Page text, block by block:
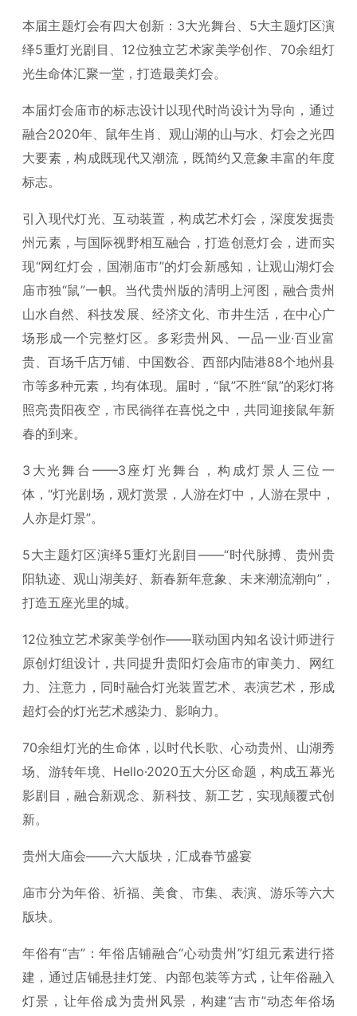
本届主题灯会有四大创新：3大光舞台、5大主题灯区演
绎5重灯光剧目、12位独立艺术家美学创作、70余组灯
光生命体汇聚一堂，打造最美灯会。
本届灯会庙市的标志设计以现代时尚设计为导向，通过
融合2020年、鼠年生肖、观山湖的山与水、灯会之光四
大要素，构成既现代又潮流，既简约又意象丰富的年度
标志。
引入现代灯光、互动装置，构成艺术灯会，深度发掘贵
州元素，与国际视野相互融合，打造创意灯会，进而实
现“网红灯会，国潮庙市”的灯会新感知，让观山湖灯会
庙市独“鼠”一帜。当代贵州版的清明上河图，融合贵州
山水自然、科技发展、经济文化、市井生活，在中心广
场形成一个完整灯区。多彩贵州风、一品一业·百业富
贵、百场千店万铺、中国数谷、西部内陆港88个地州县
市等多种元素，均有体现。届时，“鼠”不胜“鼠”的彩灯将
照亮贵阳夜空，市民徜徉在喜悦之中，共同迎接鼠年新
春的到来。
3大光舞台——3座灯光舞台，构成灯景人三位一
体，“灯光剧场，观灯赏景，人游在灯中，人游在景中，
人亦是灯景”。
5大主题灯区演绎5重灯光剧目——“时代脉搏、贵州贵
阳轨迹、观山湖美好、新春新年意象、未来潮流潮向”，
打造五座光里的城。
12位独立艺术家美学创作——联动国内知名设计师进行
原创灯组设计，共同提升贵阳灯会庙市的审美力、网红
力、注意力，同时融合灯光装置艺术、表演艺术，形成
超灯会的灯光艺术感染力、影响力。
70余组灯光的生命体，以时代长歌、心动贵州、山湖秀
场、游转年境、Hello·2020五大分区命题，构成五幕光
影剧目，融合新观念、新科技、新工艺，实现颠覆式创
新。
贵州大庙会——六大版块，汇成春节盛宴
庙市分为年俗、祈福、美食、市集、表演、游乐等六大
版块。
年俗有“吉”：年俗店铺融合“心动贵州”灯组元素进行搭
建，通过店铺悬挂灯笼、内部包装等方式，让年俗融入
灯景，让年俗成为贵州风景，构建“吉市”动态年俗场